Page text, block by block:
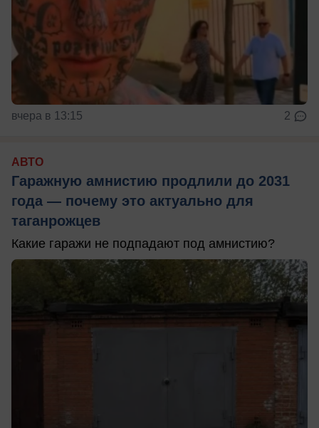
вчера в 13:15 2
АВТО
Гаражную амнистию продлили до 2031
года — почему это актуально для
таганрожцев
Какие гаражи не подпадают под амнистию?